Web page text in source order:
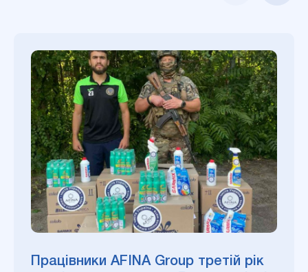
Працівники AFINA Group третій рік